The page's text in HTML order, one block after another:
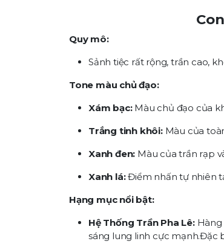
Quy mô:
Sảnh tiệc rất rộng, trần cao,
Tone màu chủ đạo:
Xám bạc:Màu chủ đạo của
Trắng tinh khôi:Màu của
Xanh đen: Màu của trần rạp
Xanh lá:Điểm nhấn tự nhiên
Hạng mục nổi bật:
Hệ Thống Trần Pha Lê:
sáng lung linh cực mạnh.Đặc